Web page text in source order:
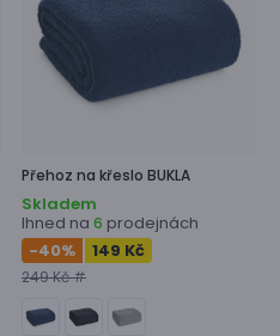
Přehoz na křeslo BUKLA
Skladem
Ihned na 6 prodejnách
-40% 149 Kč
249 Kč #